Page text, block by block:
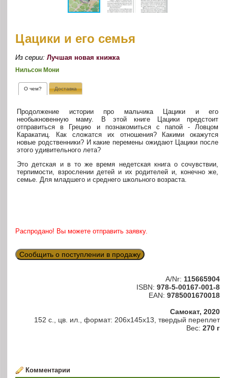
Цацики и его семья
Из серии:Лучшая новая книжка
Нильсон Мони
О чем? Доставка
Продолжение истории про мальчика Цацики и его
необыкновенную маму. В этой книге Цацики предстоит
отправиться в Грецию и познакомиться с папой - Ловцом
Каракатиц. Как сложатся их отношения? Какими окажутся
новые родственники? И какие перемены ожидают Цацики после
этого удивительного лета?
Это детская и в то же время недетская книга о сочувствии,
терпимости, взрослении детей и их родителей и, конечно же,
семье. Для младшего и среднего школьного возраста.
Распродано! Вы можете отправить заявку.
Сообщить о поступлении в продажу
A/Nr: 115665904
ISBN: 978-5-00167-001-8
EAN: 9785001670018
Самокат, 2020
152 с., цв. ил., формат: 206x145x13, твердый переплет
Вес: 270 г
Комментарии